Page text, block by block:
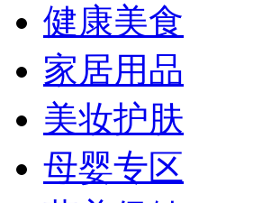
健康美食
家居用品
美妆护肤
母婴专区